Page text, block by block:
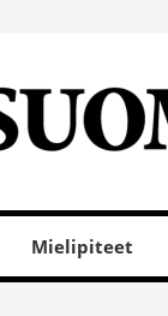
Mielipiteet